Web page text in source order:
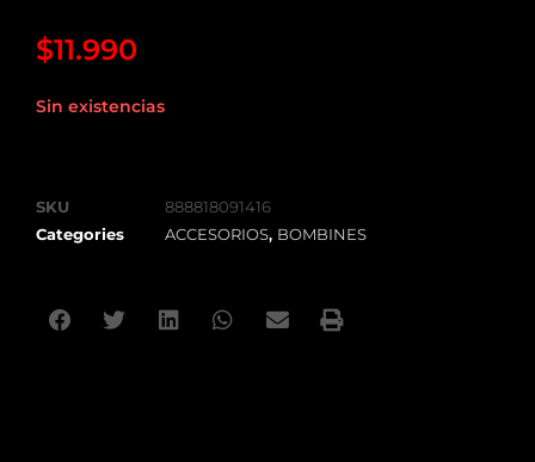
$11.990
Sin existencias
SKU
888818091416
Categories
ACCESORIOS, BOMBINES